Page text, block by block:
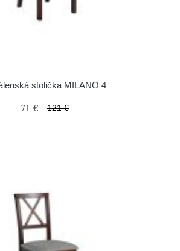
stolička MILANO 4
71 € 121 €